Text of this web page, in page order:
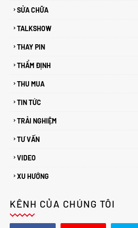
SỬA CHỮA
TALKSHOW
THAY PIN
THẨM ĐỊNH
THU MUA
TIN TỨC
TRẢI NGHIỆM
TƯ VẤN
VIDEO
XU HƯỚNG
KÊNH CỦA CHÚNG TÔI